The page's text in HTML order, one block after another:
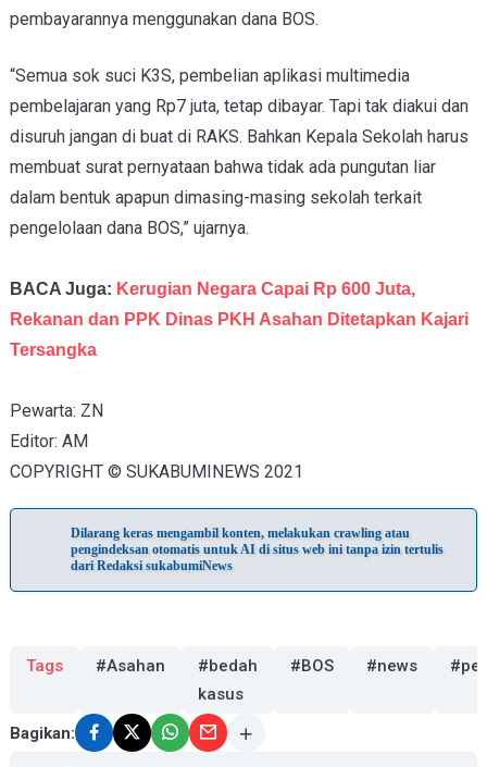
pembayarannya menggunakan dana BOS.
“Semua sok suci K3S, pembelian aplikasi multimedia
pembelajaran yang Rp7 juta, tetap dibayar. Tapi tak diakui dan
disuruh jangan di buat di RAKS. Bahkan Kepala Sekolah harus
membuat surat pernyataan bahwa tidak ada pungutan liar
dalam bentuk apapun dimasing-masing sekolah terkait
pengelolaan dana BOS,” ujarnya.
BACA Juga: Kerugian Negara Capai Rp 600 Juta,
Rekanan dan PPK Dinas PKH Asahan Ditetapkan Kajari
Tersangka
Pewarta: ZN
Editor: AM
COPYRIGHT © SUKABUMINEWS 2021
Dilarang keras mengambil konten, melakukan crawling atau
pengindeksan otomatis untuk AI di situs web ini tanpa izin tertulis
dari Redaksi sukabumiNews
Tags #Asahan
#bedah
kasus
#BOS #news
Bagikan: